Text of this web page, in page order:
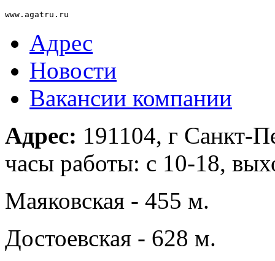
www.agatru.ru
Адрес
Новости
Вакансии компании
Адрес: 191104, г Санкт-
часы работы: с 10-18,
Маяковская - 455 м.
Достоевская - 628 м.